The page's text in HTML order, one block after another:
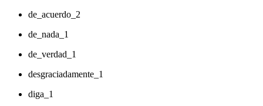
de_acuerdo_2
de_nada_1
de_verdad_1
desgraciadamente_1
diga_1